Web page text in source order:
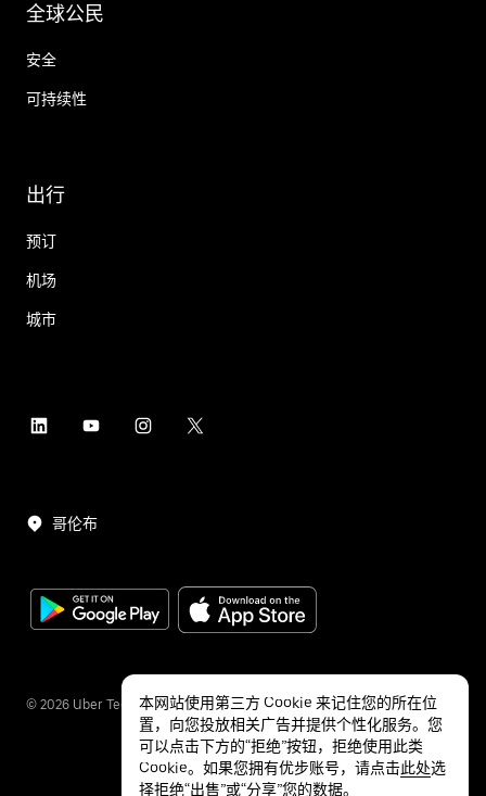
全球公民
安全
可持续性
出行
预订
机场
城市
哥伦布
© 2026 Uber Technologies Inc.
本网站使用第三方 Cookie 来记住您的所在位
置，向您投放相关广告并提供个性化服务。您
可以点击下方的“拒绝”按钮，拒绝使用此类
Cookie。如果您拥有优步账号，请点击此处选
择拒绝“出售”或“分享”您的数据。